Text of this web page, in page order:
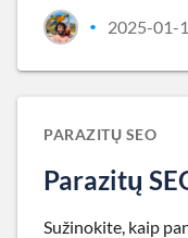
• 2025-01-
PARAZITŲ SEO
Parazitų
Sužinokite, kaip